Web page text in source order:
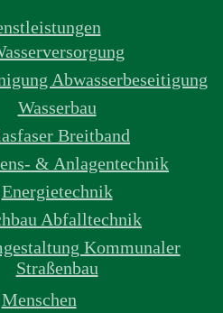
Abwasserbeseitigung
Wasserbau
Breitband
& Anlagentechnik
Energietechnik
Abfalltechnik
Kommunaler
Straßenbau
Menschen